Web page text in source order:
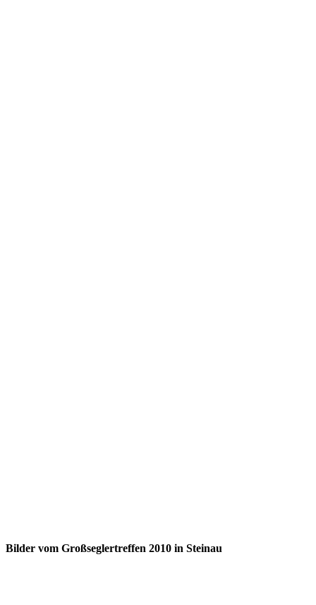
Bilder vom Großseglertreffen 2010 in Steinau